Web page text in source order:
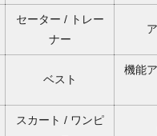
セーター / トレー
ナー
ベスト
機能
スカート / ワンピ